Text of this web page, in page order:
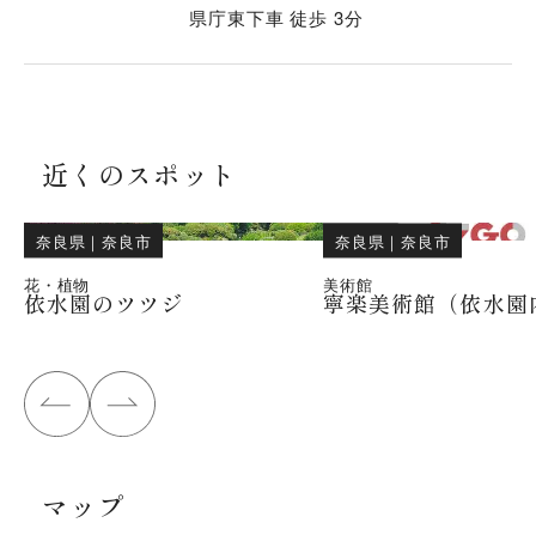
県庁東下車 徒歩 3分
近くのスポット
奈良県 ｜奈良市
花・植物
依水園のツツジ
奈良県 ｜奈良市
美術館
寧楽美術館（依水園
マップ